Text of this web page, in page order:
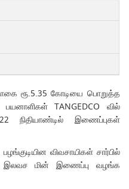
ரூ.5.35 கோடியை பொறுத்த
TANGEDCO வில்
நிதியாண்டில் இணைப்புகள்
விவசாயிகள் சார்பில்
இலவச மின் இணைப்பு வழங்க